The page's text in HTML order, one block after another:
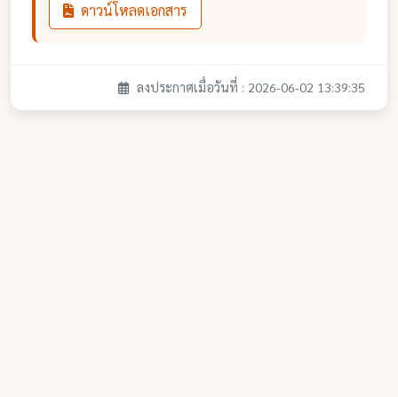
ดาวน์โหลดเอกสาร
ลงประกาศเมื่อวันที่ : 2026-06-02 13:39:35